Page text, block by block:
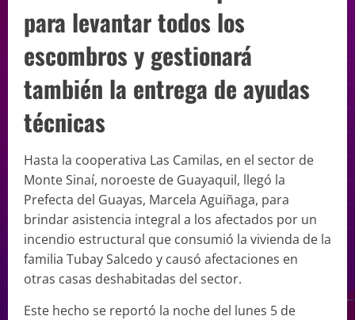
para levantar todos los
escombros y gestionará
también la entrega de ayudas
técnicas
Hasta la cooperativa Las Camilas, en el sector de
Monte Sinaí, noroeste de Guayaquil, llegó la
Prefecta del Guayas, Marcela Aguiñaga, para
brindar asistencia integral a los afectados por un
incendio estructural que consumió la vivienda de la
familia Tubay Salcedo y causó afectaciones en
otras casas deshabitadas del sector.
Este hecho se reportó la noche del lunes 5 de